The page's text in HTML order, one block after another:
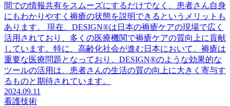
間での情報共有をスムーズにするだけでなく、患者さん自身
にもわかりやすく褥瘡の状態を説明できるというメリットも
あります。 現在、DESIGN®は日本の褥瘡ケアの現場で広く
活用されており、多くの医療機関で褥瘡ケアの質向上に貢献
しています。特に、高齢化社会が進む日本において、褥瘡は
重要な医療問題となっており、DESIGN®のような効果的な
ツールの活用は、患者さんの生活の質の向上に大きく寄与す
るものと期待されています。
2024.09.11
看護技術